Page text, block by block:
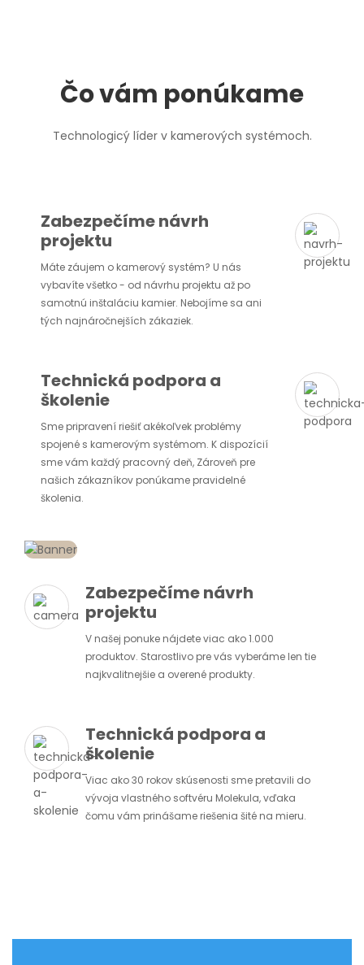
Čo vám ponúkame
Technologicý líder v kamerových systémoch.
Zabezpečíme návrh
projektu
Máte záujem o kamerový systém? U nás
vybavíte všetko - od návrhu projektu až po
samotnú inštaláciu kamier. Nebojíme sa ani
tých najnáročnejších zákaziek.
Technická podpora a
školenie
Sme pripravení riešiť akékoľvek problémy
spojené s kamerovým systémom. K dispozícií
sme vám každý pracovný deň, Zároveň pre
našich zákazníkov ponúkame pravidelné
školenia.
Zabezpečíme návrh
projektu
V našej ponuke nájdete viac ako 1.000
produktov. Starostlivo pre vás vyberáme len tie
najkvalitnejšie a overené produkty.
Technická podpora a
školenie
Viac ako 30 rokov skúsenosti sme pretavili do
vývoja vlastného softvéru Molekula, vďaka
čomu vám prinášame riešenia šité na mieru.